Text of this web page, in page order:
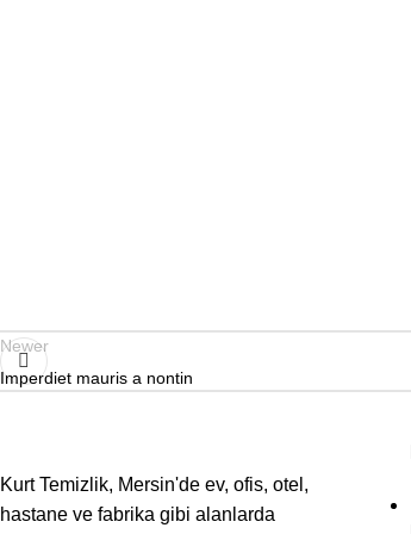
Newer
Imperdiet mauris a nontin
Kurt Temizlik, Mersin'de ev, ofis, otel,
hastane ve fabrika gibi alanlarda